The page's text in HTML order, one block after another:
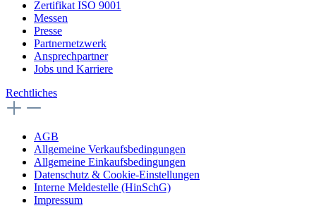
Zertifikat ISO 9001
Messen
Presse
Partnernetzwerk
Ansprechpartner
Jobs und Karriere
Rechtliches
AGB
Allgemeine Verkaufsbedingungen
Allgemeine Einkaufsbedingungen
Datenschutz & Cookie-Einstellungen
Interne Meldestelle (HinSchG)
Impressum